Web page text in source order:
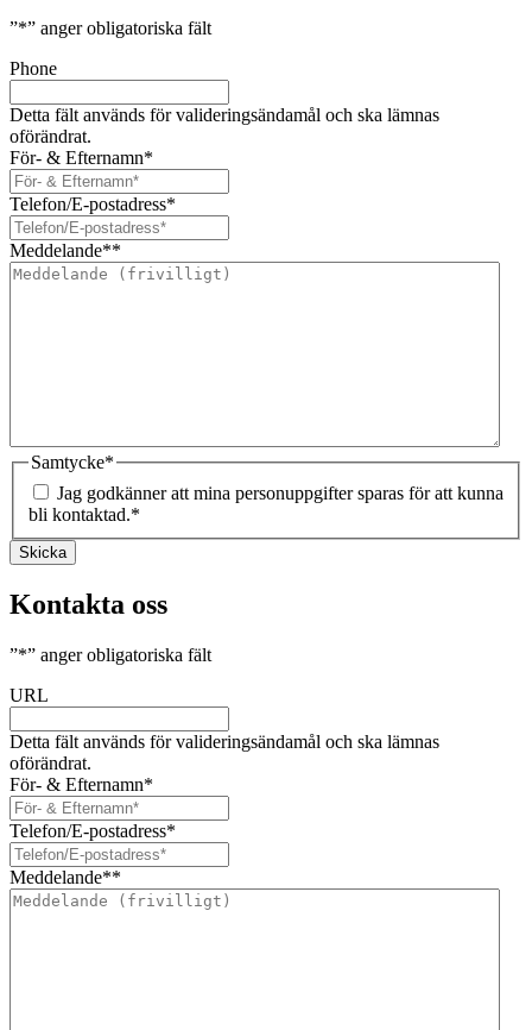
”*” anger obligatoriska fält
Phone
Detta fält används för valideringsändamål och ska lämnas
oförändrat.
För- & Efternamn*
Telefon/E-postadress*
Meddelande**
Samtycke*
Jag godkänner att mina personuppgifter sparas för att kunna
bli kontaktad.*
Skicka
Kontakta oss
”*” anger obligatoriska fält
URL
Detta fält används för valideringsändamål och ska lämnas
oförändrat.
För- & Efternamn*
Telefon/E-postadress*
Meddelande**